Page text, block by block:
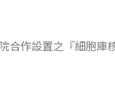
合作設置之『細胞